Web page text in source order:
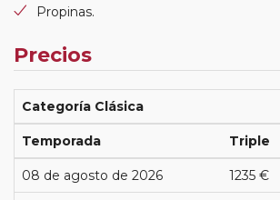
Propinas.
Precios
Categoría Clásica
Temporada Triple
08 de agosto de 2026 1235 €